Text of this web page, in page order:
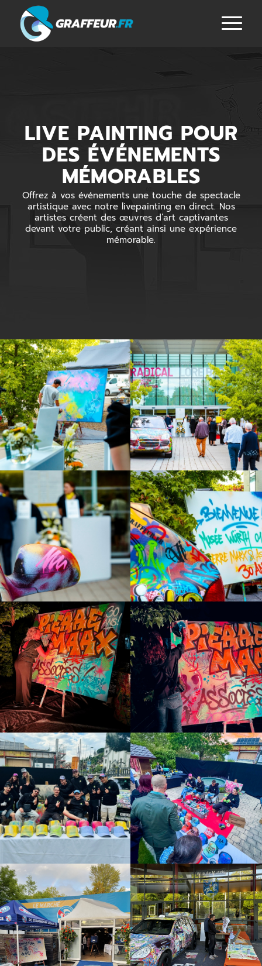
LIVE PAINTING POUR
DES ÉVÉNEMENTS
MÉMORABLES
Offrez à vos événements une touche de spectacle
artistique avec notre livepainting en direct. Nos
artistes créent des œuvres d’art captivantes
devant votre public, créant ainsi une expérience
mémorable.